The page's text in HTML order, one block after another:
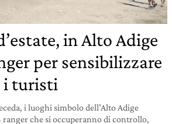
in Alto Adige
per sensibilizzare
i turisti
i luoghi simbolo dell’Alto Adige
ranger che si occuperanno di controllo,